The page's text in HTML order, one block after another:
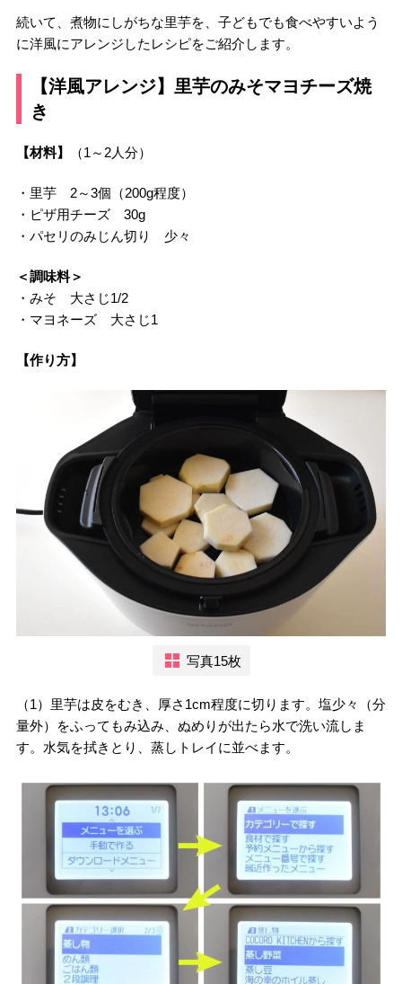
続いて、煮物にしがちな里芋を、子どもでも食べやすいよう
に洋風にアレンジしたレシピをご紹介します。
【洋風アレンジ】里芋のみそマヨチーズ焼
き
【材料】 （1～2人分）
・里芋 2～3個（200g程度）
・ピザ用チーズ 30g
・パセリのみじん切り 少々
＜調味料＞
・みそ 大さじ1/2
・マヨネーズ 大さじ1
【作り方】
写真15枚
（1）里芋は皮をむき、厚さ1cm程度に切ります。塩少々（分
量外）をふってもみ込み、ぬめりが出たら水で洗い流しま
す。水気を拭きとり、蒸しトレイに並べます。